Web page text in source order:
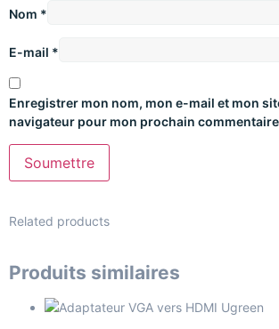
Nom *
E-mail *
Enregistrer mon nom, mon e-mail et mon
navigateur pour mon prochain
Related products
Produits similaires